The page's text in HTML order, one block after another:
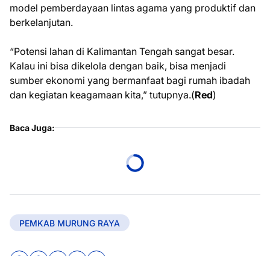
model pemberdayaan lintas agama yang produktif dan
berkelanjutan.
“Potensi lahan di Kalimantan Tengah sangat besar.
Kalau ini bisa dikelola dengan baik, bisa menjadi
sumber ekonomi yang bermanfaat bagi rumah ibadah
dan kegiatan keagamaan kita,” tutupnya.(Red)
Baca Juga:
PEMKAB MURUNG RAYA